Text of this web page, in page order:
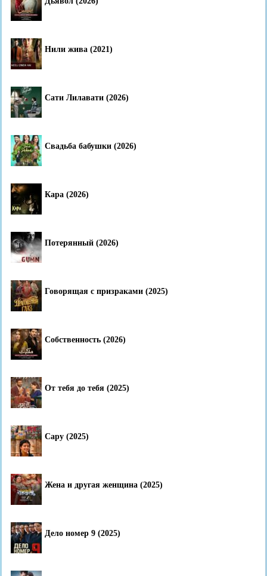
Нили жива (2021)
Сати Лилавати (2026)
Свадьба бабушки (2026)
Кара (2026)
Потерянный (2026)
Говорящая с призраками (2025)
Собственность (2026)
От тебя до тебя (2025)
Сару (2025)
Жена и другая женщина (2025)
Дело номер 9 (2025)